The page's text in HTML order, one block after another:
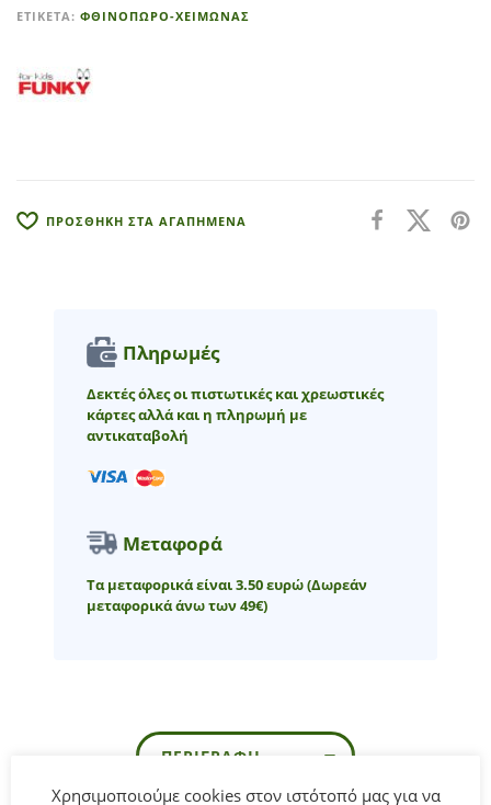
r
t
ΕΤΙΚΈΤΑ: ΦΘΙΝΟΠΩΡΟ-ΧΕΙΜΩΝΑΣ
ΠΡΟΣΘΗΚΗ ΣΤΑ ΑΓΑΠΗΜΕΝΑ
Πληρωμές
Δεκτές όλες οι πιστωτικές και χρεωστικές
κάρτες αλλά και η πληρωμή με
αντικαταβολή
Μεταφορά
Τα μεταφορικά είναι 3.50 ευρώ(Δωρεάν
μεταφορικά άνω των 49€)
ΠΕΡΙΓΡΑΦΉ
Χρησιμοποιούμε cookies στον ιστότοπό μας για να